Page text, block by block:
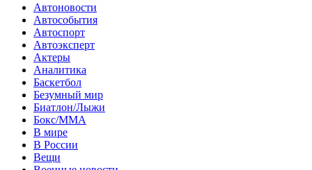
Автоновости
Автособытия
Автоспорт
Автоэксперт
Актеры
Аналитика
Баскетбол
Безумный мир
Биатлон/Лыжи
Бокс/MMA
В мире
В России
Вещи